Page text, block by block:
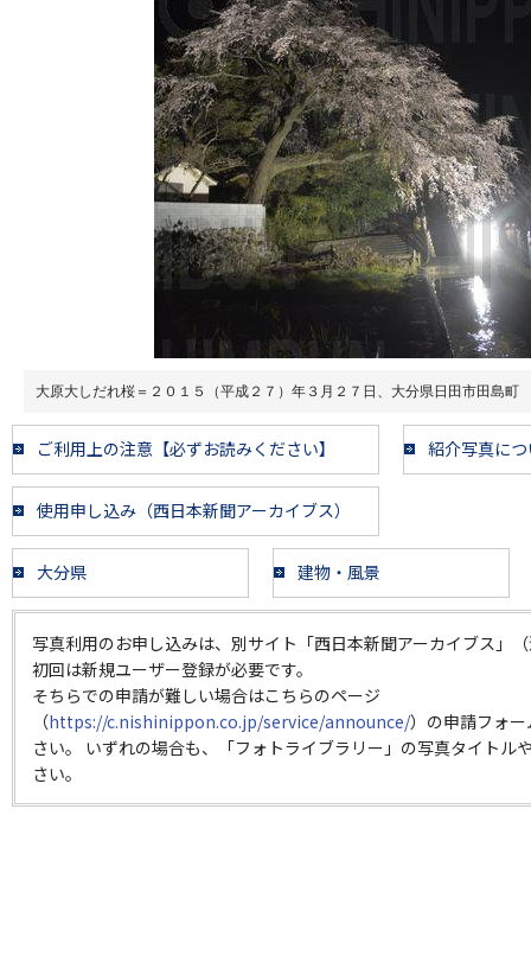
大原大しだれ桜＝２０１５（平成２７）年３月２７日、大分県日田市田島町
ご利用上の注意【必ずお読みください】 紹介写真に
使用申し込み（西日本新聞アーカイブス）
大分県 建物・風景
写真利用のお申し込みは、別サイト「西日本新聞アーカイブス」
初回は新規ユーザー登録が必要です。
そちらでの申請が難しい場合はこちらのページ
（https://c.nishinippon.co.jp/service/announce/）の申請フォ
さい。 いずれの場合も、「フォトライブラリー」の写真タイトル
さい。